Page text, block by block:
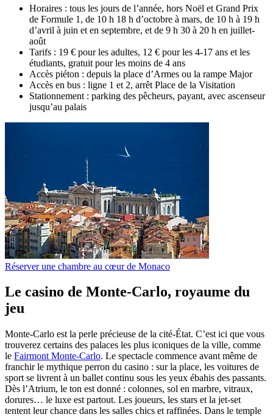
Horaires : tous les jours de l’année, hors Noël et Grand Prix
de Formule 1, de 10 h 18 h d’octobre à mars, de 10 h à 19 h
d’avril à juin et en septembre, et de 9 h 30 à 20 h en juillet-
août
Tarifs : 19 € pour les adultes, 12 € pour les 4-17 ans et les
étudiants, gratuit pour les moins de 4 ans
Accès piéton : depuis la place d’Armes ou la rampe Major
Accès en bus : ligne 1 et 2, arrêt Place de la Visitation
Stationnement : parking des pêcheurs, payant, avec ascenseur
jusqu’au palais
Réserver une chambre au cœur de Monaco
Le casino de Monte-Carlo, royaume du
jeu
Monte-Carlo est la perle précieuse de la cité-État. C’est ici que vous
trouverez certains des palaces les plus iconiques de la ville, comme
le Fairmont Monte-Carlo. Le spectacle commence avant même de
franchir le mythique perron du casino : sur la place, les voitures de
sport se livrent à un ballet continu sous les yeux ébahis des passants.
Dès l’Atrium, le ton est donné : colonnes, sol en marbre, vitraux,
dorures… le luxe est partout. Les joueurs, les stars et la jet-set
tentent leur chance dans les salles chics et raffinées. Dans le temple